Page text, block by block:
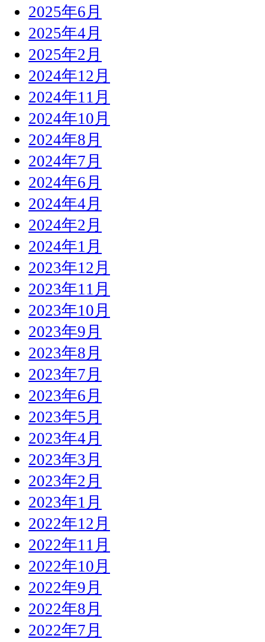
2025年6月
2025年4月
2025年2月
2024年12月
2024年11月
2024年10月
2024年8月
2024年7月
2024年6月
2024年4月
2024年2月
2024年1月
2023年12月
2023年11月
2023年10月
2023年9月
2023年8月
2023年7月
2023年6月
2023年5月
2023年4月
2023年3月
2023年2月
2023年1月
2022年12月
2022年11月
2022年10月
2022年9月
2022年8月
2022年7月